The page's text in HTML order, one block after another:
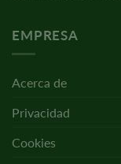
EMPRESA
Acerca de
Privacidad
Cookies